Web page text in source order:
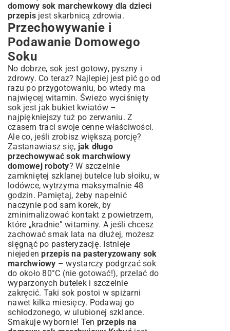
domowy sok marchewkowy dla dzieci
przepisjest skarbnicą zdrowia.
Przechowywanie i
Podawanie Domowego
Soku
No dobrze, sok jest gotowy, pyszny i
zdrowy. Co teraz? Najlepiej jest pić go od
razu po przygotowaniu, bo wtedy ma
najwięcej witamin. Świeżo wyciśnięty
sok jest jak bukiet kwiatów –
najpiękniejszy tuż po zerwaniu. Z
czasem traci swoje cenne właściwości.
Ale co, jeśli zrobisz większą porcję?
Zastanawiasz się, jak długo
przechowywać sok marchwiowy
domowej roboty? W szczelnie
zamkniętej szklanej butelce lub słoiku, w
lodówce, wytrzyma maksymalnie 48
godzin. Pamiętaj, żeby napełnić
naczynie pod sam korek, by
zminimalizować kontakt z powietrzem,
które „kradnie” witaminy. A jeśli chcesz
zachować smak lata na dłużej, możesz
sięgnąć po pasteryzację. Istnieje
niejedenprzepis na pasteryzowany sok
marchwiowy – wystarczy podgrzać sok
do około 80°C (nie gotować!), przelać do
wyparzonych butelek i szczelnie
zakręcić. Taki sok postoi w spiżarni
nawet kilka miesięcy. Podawaj go
schłodzonego, w ulubionej szklance.
Smakuje wybornie! Ten przepis na